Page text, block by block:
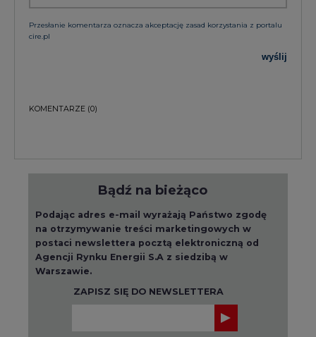
Przesłanie komentarza oznacza akceptację zasad korzystania z portalu
cire.pl
wyślij
KOMENTARZE (0)
Bądź na bieżąco
Podając adres e-mail wyrażają Państwo zgodę
na otrzymywanie treści marketingowych w
postaci newslettera pocztą elektroniczną od
Agencji Rynku Energii S.A z siedzibą w
Warszawie.
ZAPISZ SIĘ DO NEWSLETTERA